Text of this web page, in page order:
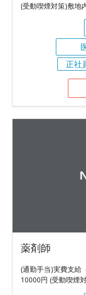
(受動喫煙対策)敷地
正社
薬剤師
(通勤手当)実費支給
10000円 (受動喫煙